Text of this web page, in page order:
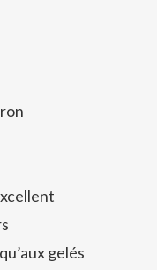
gelés